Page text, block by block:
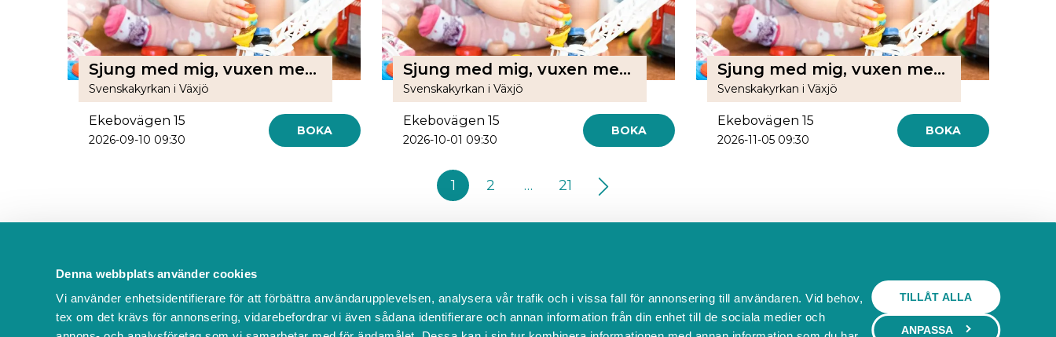
Denna webbplats använder cookies
Vi använder enhetsidentifierare för att förbättra användarupplevelsen, analysera vår trafik och i vissa fall för annonsering till användaren. Vid behov,
tex om det krävs för annonsering, vidarebefordrar vi även sådana identifierare och annan information från din enhet till de sociala medier och
TILLÅT ALLA
ANPASSA
Sjung med mig, vuxen med barn 0-15 månader, i Skogslyckans församlingshem
Svenskakyrkan i Växjö
Ekebovägen 15
2026-09-10 09:30
BOKA
Sjung med mig, vuxen med barn 0-15 månader, i Skogslyckans församlingshem
Svenskakyrkan i Växjö
Ekebovägen 15
2026-10-01 09:30
BOKA
Sjung med mig, vuxen med barn 0-15 månader, i Skogslyckans församlingshem
Svenskakyrkan i Växjö
Ekebovägen 15
2026-11-05 09:30
BOKA
1 2 … 21
Kontakta oss
FAQ
Kontakta Support
support@boka.se
010-10 10 360
Behöver du ett bokningssystem?
SKAPA BOKNINGSSYSTEM